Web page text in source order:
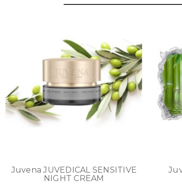
Juvena JUVEDICAL SENSITIVE
NIGHT CREAM